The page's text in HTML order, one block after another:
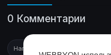
0 Комментарии